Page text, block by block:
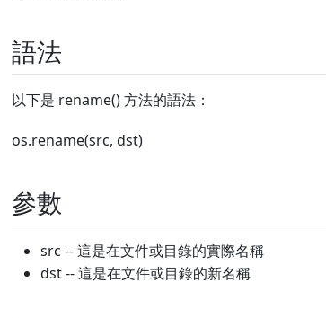
語法
以下是 rename() 方法的語法：
os.rename(src, dst)
參數
src -- 這是在文件或目錄的實際名稱
dst -- 這是在文件或目錄的新名稱